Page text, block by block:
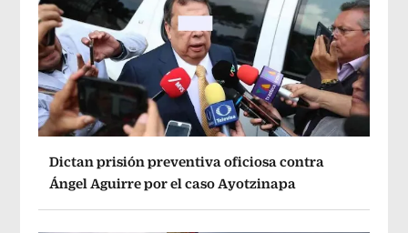
Dictan prisión preventiva oficiosa contra
Ángel Aguirre por el caso Ayotzinapa